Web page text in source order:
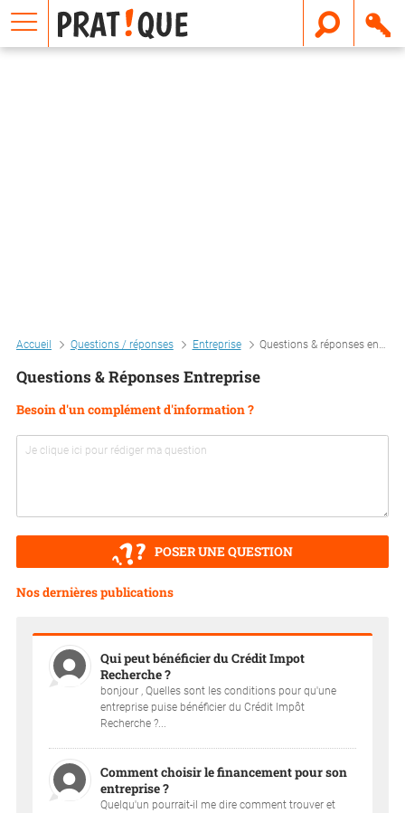
Accueil Questions / réponses Entreprise Questions & réponses entreprise
Questions & Réponses Entreprise
Besoin d'un complément d'information ?
POSER UNE QUESTION
Nos dernières publications
Qui peut bénéficier du Crédit Impot
Recherche ?
bonjour , Quelles sont les conditions pour qu'une
entreprise puise bénéficier du Crédit Impôt
Recherche ?...
Comment choisir le financement pour son
entreprise ?
Quelqu'un pourrait-il me dire comment trouver et
E
m
a